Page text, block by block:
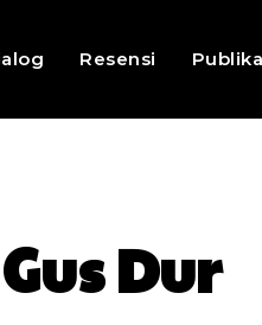
Resensi
Gus Dur